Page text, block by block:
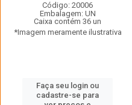
Código: 20006
Embalagem: UN
Caixa contém 36 un
*Imagem meramente ilustrativa
Faça seu login ou
cadastre-se para